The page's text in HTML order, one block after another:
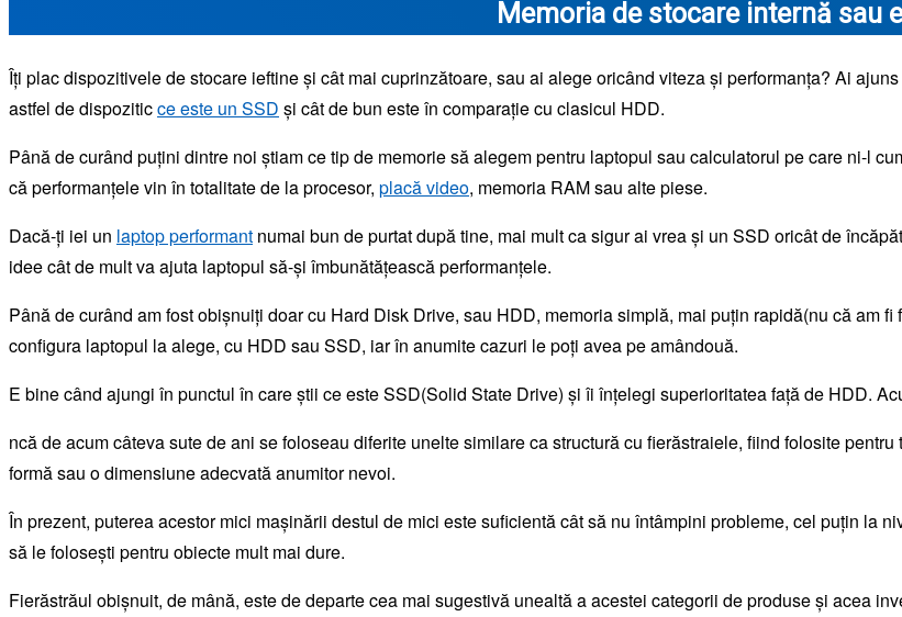
Memoria de stocare internă sau
Îți plac dispozitivele de stocare ieftine și cât mai cuprinzătoare, sau ai alege oricând viteza și performanța? Ai
astfel de dispoziticce este un SSD și cât de bun este în comparație cu clasicul HDD.
Până de curând puțini dintre noi știam ce tip de memorie să alegem pentru laptopul sau calculatorul pe care ni-l
că performanțele vin în totalitate de la procesor, placă video, memoria RAM sau alte piese.
Dacă-ți iei un laptop performant numai bun de purtat după tine, mai mult ca sigur ai vrea și un SSD oricât de
idee cât de mult va ajuta laptopul să-și îmbunătățească performanțele.
Până de curând am fost obișnuiți doar cu Hard Disk Drive, sau HDD, memoria simplă, mai puțin rapidă(nu că am
configura laptopul la alege, cu HDD sau SSD, iar în anumite cazuri le poți avea pe amândouă.
E bine când ajungi în punctul în care știi ce este SSD(Solid State Drive) și îi înțelegi superioritatea față de HDD.
ncă de acum câteva sute de ani se foloseau diferite unelte similare ca structură cu fierăstraiele, fiind folosite
formă sau o dimensiune adecvată anumitor nevoi.
În prezent, puterea acestor mici mașinării destul de mici este suficientă cât să nu întâmpini probleme, cel puțin la
să le folosești pentru obiecte mult mai dure.
Fierăstrăul obișnuit, de mână, este de departe cea mai sugestivă unealtă a acestei categorii de produse și acea